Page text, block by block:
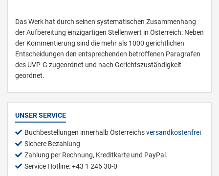
Das Werk hat durch seinen systematischen Zusammenhang
der Aufbereitung einzigartigen Stellenwert in Österreich: Neben
der Kommentierung sind die mehr als 1000 gerichtlichen
Entscheidungen den entsprechenden betroffenen Paragrafen
des UVP-G zugeordnet und nach Gerichtszuständigkeit
geordnet.
UNSER SERVICE
Buchbestellungen innerhalb Österreichsversandkostenfrei
Sichere Bezahlung
Zahlung per Rechnung, Kreditkarte und PayPal.
Service Hotline: +43 1 246 30-0